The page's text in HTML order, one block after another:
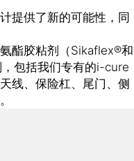
提供了新的可能性，同
酯胶粘剂（Sikaflex®和
包括我们专有的i-cure
线、保险杠、尾门、侧